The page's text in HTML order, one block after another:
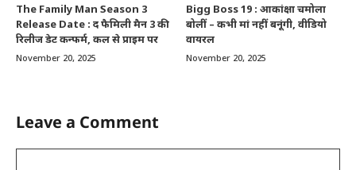
The Family Man Season 3
Release Date : द फैमिली मैन 3 की
रिलीज डेट कन्फर्म, कल से प्राइम पर
November 20, 2025
Bigg Boss 19 : आकांक्षा चमोला
बोलीं – कभी मां नहीं बनूंगी, वीडियो
वायरल
November 20, 2025
Leave a Comment